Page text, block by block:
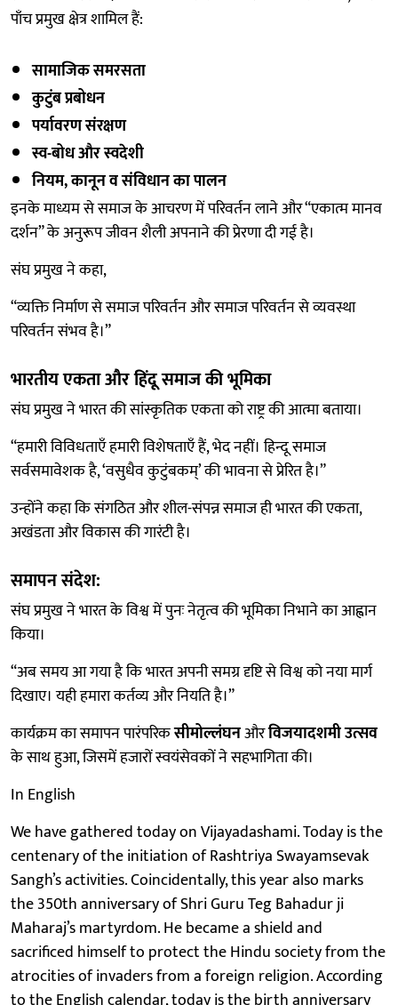
पाँच प्रमुख क्षेत्र शामिल हैं:
सामाजिक समरसता
कुटुंब प्रबोधन
पर्यावरण संरक्षण
स्व-बोध और स्वदेशी
नियम, कानून व संविधान का पालन
इनके माध्यम से समाज के आचरण में परिवर्तन लाने और “एकात्म मानव
दर्शन” के अनुरूप जीवन शैली अपनाने की प्रेरणा दी गई है।
संघ प्रमुख ने कहा,
“व्यक्ति निर्माण से समाज परिवर्तन और समाज परिवर्तन से व्यवस्था
परिवर्तन संभव है।”
भारतीय एकता और हिंदू समाज की भूमिका
संघ प्रमुख ने भारत की सांस्कृतिक एकता को राष्ट्र की आत्मा बताया।
“हमारी विविधताएँ हमारी विशेषताएँ हैं, भेद नहीं। हिन्दू समाज
सर्वसमावेशक है, ‘वसुधैव कुटुंबकम्’ की भावना से प्रेरित है।”
उन्होंने कहा कि संगठित और शील-संपन्न समाज ही भारत की एकता,
अखंडता और विकास की गारंटी है।
समापन संदेश:
संघ प्रमुख ने भारत के विश्व में पुनः नेतृत्व की भूमिका निभाने का आह्वान
किया।
“अब समय आ गया है कि भारत अपनी समग्र दृष्टि से विश्व को नया मार्ग
दिखाए। यही हमारा कर्तव्य और नियति है।”
कार्यक्रम का समापन पारंपरिकसीमोल्लंघनऔरविजयादशमी उत्सव
के साथ हुआ, जिसमें हजारों स्वयंसेवकों ने सहभागिता की।
In English
We have gathered today on Vijayadashami. Today is the
centenary of the initiation of Rashtriya Swayamsevak
Sangh’s activities. Coincidentally, this year also marks
the 350th anniversary of Shri Guru Teg Bahadur ji
Maharaj’s martyrdom. He became a shield and
sacrificed himself to protect the Hindu society from the
atrocities of invaders from a foreign religion. According